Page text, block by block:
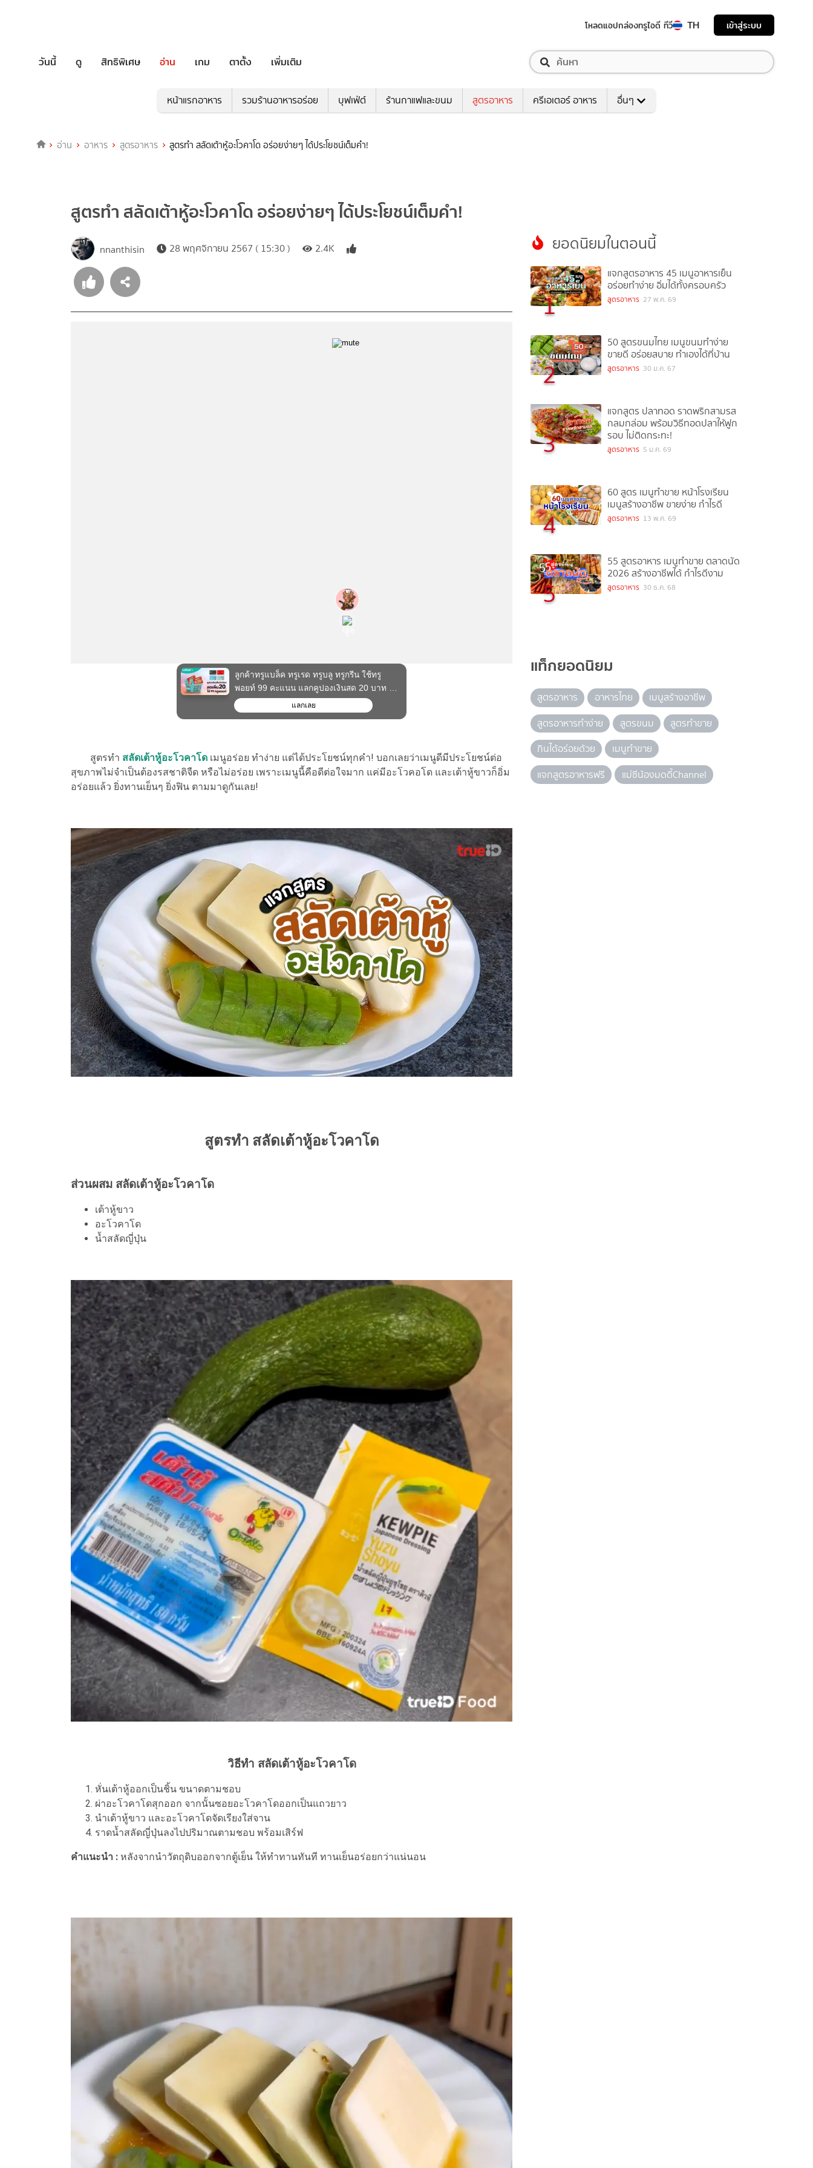
โหลดแอปกล่องทรูไอดี ทีวี TH เข้าสู่ระบบ
วันนี้ ดู สิทธิพิเศษ อ่าน เกม ตาตั้ง เพิ่มเติม
หน้าแรกอาหาร รวมร้านอาหารอร่อย บุฟเฟ่ต์ ร้านกาแฟและขนม สูตรอาหาร ครีเอเตอร์ อาหาร อื่นๆ
อ่าน อาหาร สูตรอาหาร สูตรทำ สลัดเต้าหู้อะโวคาโด อร่อยง่ายๆ ได้ประโยชน์เต็มคำ!
สูตรทำ สลัดเต้าหู้อะโวคาโด อร่อยง่ายๆ ได้ประโยชน์เต็มคำ!
nnanthisin 28 พฤศจิกายน 2567 ( 15:30 ) 2.4K
สูตรทำ สลัดเต้าหู้อะโวคาโด เมนูอร่อย ทำง่าย แต่ได้ประโยชน์ทุกคำ! บอกเลยว่าเมนูดีมีประโยชน์ต่อ
สุขภาพไม่จำเป็นต้องรสชาติจืด หรือไม่อร่อย เพราะเมนูนี้คือดีต่อใจมาก แค่มีอะโวคอโด และเต้าหู้ขาวก็อิ่ม
อร่อยแล้ว ยิ่งทานเย็นๆ ยิ่งฟิน ตามมาดูกันเลย!
สูตรทำ สลัดเต้าหู้อะโวคาโด
ส่วนผสม สลัดเต้าหู้อะโวคาโด
เต้าหู้ขาว
อะโวคาโด
น้ำสลัดญี่ปุ่น
วิธีทำ สลัดเต้าหู้อะโวคาโด
หั่นเต้าหู้ออกเป็นชิ้น ขนาดตามชอบ
ผ่าอะโวคาโดสุกออก จากนั้นซอยอะโวคาโดออกเป็นแถวยาว
นำเต้าหู้ขาว และอะโวคาโดจัดเรียงใส่จาน
ราดน้ำสลัดญี่ปุ่นลงไปปริมาณตามชอบ พร้อมเสิร์ฟ
คำแนะนำ : หลังจากนำวัตถุดิบออกจากตู้เย็น ให้ทำทานทันที ทานเย็นอร่อยกว่าแน่นอน
ยอดนิยมในตอนนี้
1
แจกสูตรอาหาร 45 เมนูอาหารเย็น
อร่อยทำง่าย อิ่มได้ทั้งครอบครัว
สูตรอาหาร 27 พ.ค. 69
2
50 สูตรขนมไทย เมนูขนมทำง่าย
ขายดี อร่อยสบาย ทำเองได้ที่บ้าน
สูตรอาหาร 30 ม.ค. 67
3
แจกสูตร ปลาทอด ราดพริกสามรส
กลมกล่อม พร้อมวิธีทอดปลาให้ฟูก
รอบ ไม่ติดกระทะ!
สูตรอาหาร 5 ม.ค. 69
4
60 สูตร เมนูทำขาย หน้าโรงเรียน
เมนูสร้างอาชีพ ขายง่าย กำไรดี
สูตรอาหาร 13 พ.ค. 69
5
55 สูตรอาหาร เมนูทำขาย ตลาดนัด
2026 สร้างอาชีพได้ กำไรดีงาม
สูตรอาหาร 30 ธ.ค. 68
แท็กยอดนิยม
สูตรอาหาร อาหารไทย
เมนูสร้างอาชีพ
สูตรอาหารทำง่าย
สูตรขนม
สูตรทำขาย
กินได้อร่อยด้วย
เมนูทำขาย
แจกสูตรอาหารฟรี
แม่ซีน้องมดดี้Channel